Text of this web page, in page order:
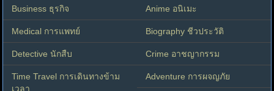
Business ธุรกิจ Anime อนิเมะ
Medical การแพทย์ Biography ชีวประวัติ
Detective นักสืบ Crime อาชญากรรม
Time Travel การเดินทางข้าม
เวลา
Adventure การผจญภัย